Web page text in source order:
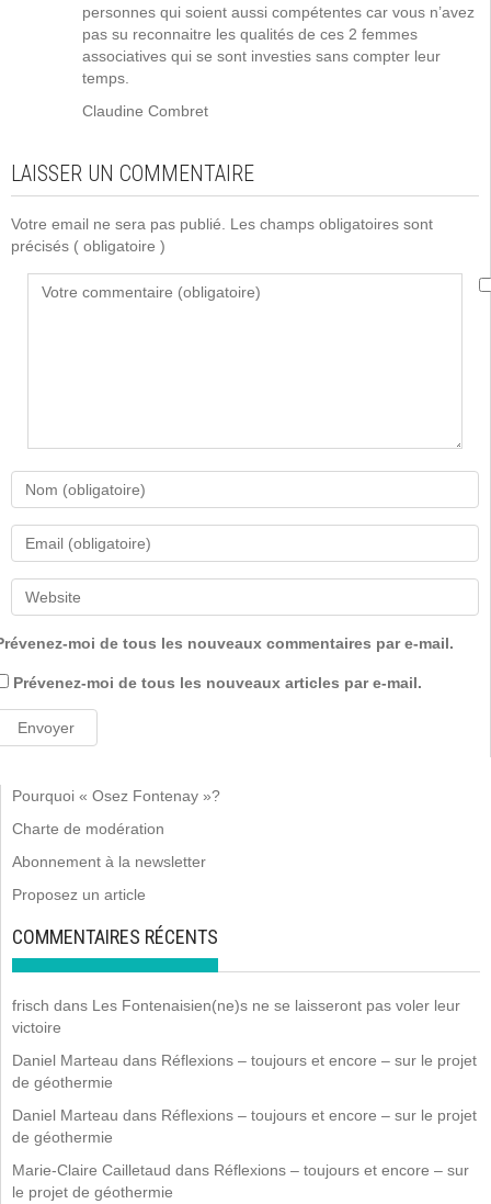
personnes qui soient aussi compétentes car vous n’avez
pas su reconnaitre les qualités de ces 2 femmes
associatives qui se sont investies sans compter leur
temps.
Claudine Combret
LAISSER UN COMMENTAIRE
Votre email ne sera pas publié. Les champs obligatoires sont
précisés ( obligatoire )
moi de tous les nouveaux commentaires par e-mail.
Prévenez-moi de tous les nouveaux articles par e-mail.
Pourquoi « Osez Fontenay »?
Charte de modération
Abonnement à la newsletter
Proposez un article
COMMENTAIRES RÉCENTS
frisch dans Les Fontenaisien(ne)s ne se laisseront pas voler leur
victoire
Daniel Marteau dans Réflexions – toujours et encore – sur le projet
de géothermie
Daniel Marteau dans Réflexions – toujours et encore – sur le projet
de géothermie
Marie-Claire Cailletaud dans Réflexions – toujours et encore – sur
le projet de géothermie